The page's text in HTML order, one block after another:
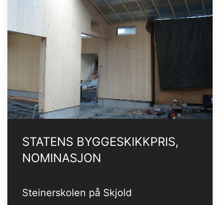
STATENS BYGGESKIKKPRIS,
NOMINASJON
Steinerskolen på Skjold